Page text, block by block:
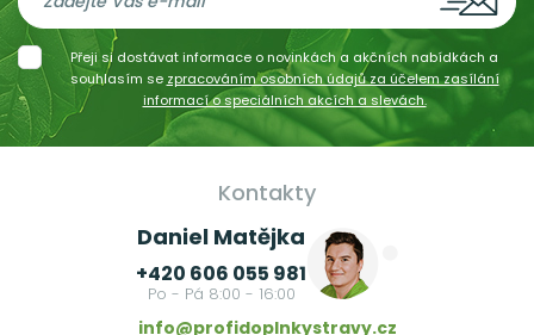
Přeji si dostávat informace o novinkách a akčních nabídkách a
souhlasím se zpracováním osobních údajů za účelem zasílání
informací o speciálních akcích a slevách.
Kontakty
Daniel Matějka
+420 606 055 981
Po - Pá 8:00 - 16:00
info@profidoplnkystravy.cz